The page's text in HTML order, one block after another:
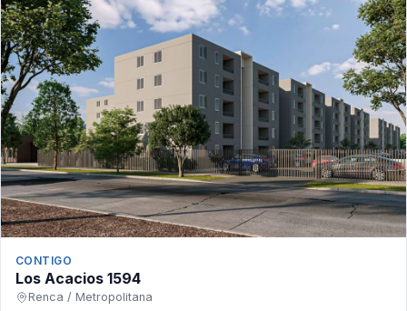
CONTIGO
Los Acacios 1594
Renca / Metropolitana